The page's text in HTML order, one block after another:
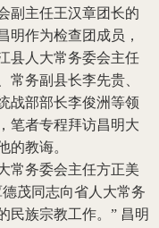
副主任王汉章团长的
明作为检查团成员，
县人大常务委会主任
常务副县长李先贵、
战部部长李俊洲等领
笔者专程拜访昌明大
的教诲。
常务委会主任方正美
茂同志向省人大常务
民族宗教工作。” 昌明